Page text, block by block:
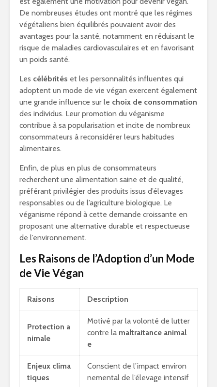
De nombreuses études ont montré que les régimes
végétaliens bien équilibrés pouvaient avoir des
avantages pour la santé, notamment en réduisant le
risque de maladies cardiovasculaires et en favorisant
un poids santé.
Les célébrités et les personnalités influentes qui
adoptent un mode de vie végan exercent également
une grande influence sur le choix de consommation
des individus. Leur promotion du véganisme
contribue à sa popularisation et incite de nombreux
consommateurs à reconsidérer leurs habitudes
alimentaires.
Enfin, de plus en plus de consommateurs
recherchent une alimentation saine et de qualité,
préférant privilégier des produits issus d’élevages
responsables ou de l’agriculture biologique. Le
véganisme répond à cette demande croissante en
proposant une alternative durable et respectueuse
de l’environnement.
Les Raisons de l’Adoption d’un Mode
de Vie Végan
Raisons Description
Protection a
nimale
Motivé par la volonté de lutter
contre la maltraitance animal
e
Enjeux clima
tiques
Conscient de l’impact environ
nemental de l’élevage intensif